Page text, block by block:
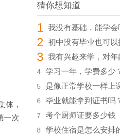
体，
一次
猜你想知道
1 我没有基础，能学会
2 初中没有毕业也可以
3 我有兴趣来学，对年
4 学习一年，学费多少
5 是像正常学校一样上
6 毕业就能拿到证书吗
7 考个厨师证要多少钱
8 学校住宿是怎么安排